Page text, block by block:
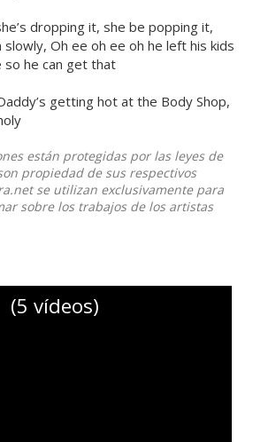
dropping it, she be popping it,
Oh ee oh ee oh he left his kids
so he can get that
getting hot at the Body Shop,
están protegidas por las leyes de
propiedad de sus respectivos
se utilizan exclusivamente para
sobre los trabajos de los artistas
(5 vídeos)